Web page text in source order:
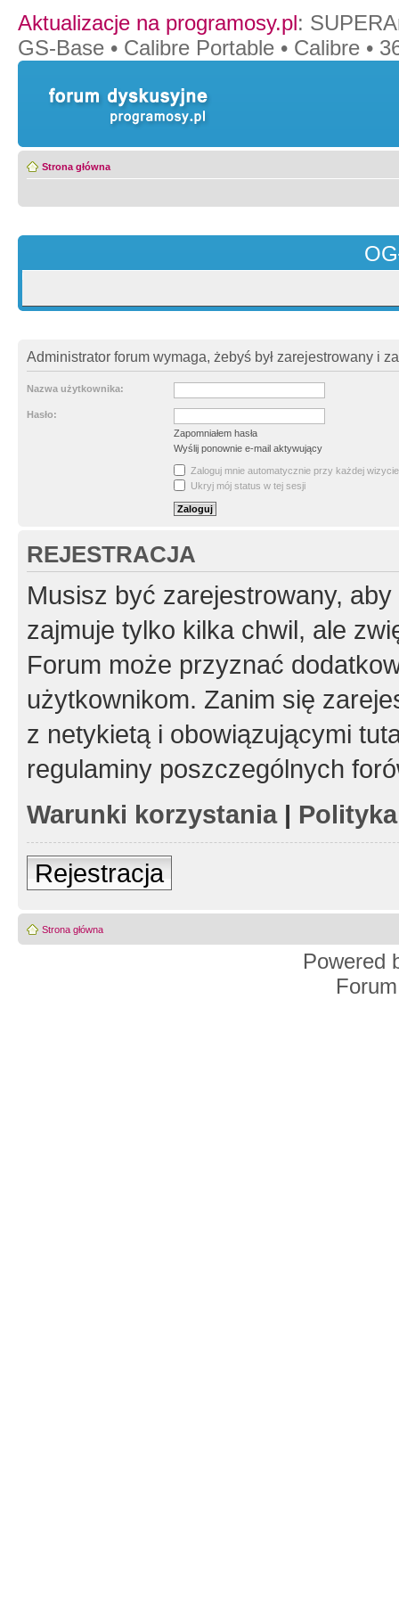
Aktualizacje na programosy.pl:
GS-Base • Calibre Portable • Calibre •
Strona główna
Administrator forum wymaga, żebyś był zarejestrowany i
Nazwa użytkownika:
Hasło:
Zapomniałem hasła
Wyślij ponownie e-mail aktywujący
Zaloguj mnie automatycznie przy każdej wizycie
Ukryj mój status w tej sesji
REJESTRACJA
Musisz być zarejestrowany,
zajmuje tylko kilka chwil, ale
Forum może przyznać
użytkownikom. Zanim się
z netykietą i obowiązującymi
regulaminy poszczególnych
Warunki korzystania|
Rejestracja
Strona główna
Powered